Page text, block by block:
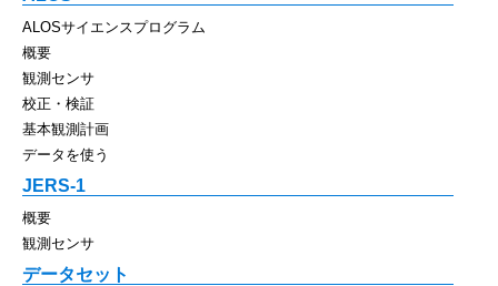
ALOSサイエンスプログラム
概要
観測センサ
校正・検証
基本観測計画
データを使う
JERS-1
概要
観測センサ
データセット